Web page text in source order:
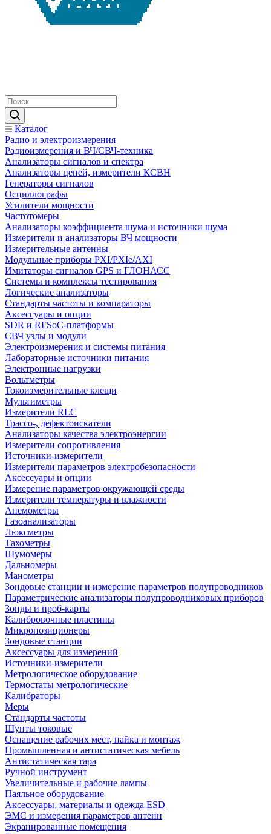
Каталог
Радио и электроизмерения
Радиоизмерения и ВЧ/СВЧ-техника
Анализаторы сигналов и спектра
Анализаторы цепей, измерители КСВН
Генераторы сигналов
Осциллографы
Усилители мощности
Частотомеры
Анализаторы коэффициента шума и источники шума
Измерители и анализаторы ВЧ мощности
Измерительные антенны
Модульные приборы PXI/PXIe/AXI
Имитаторы сигналов GPS и ГЛОНАСС
Системы и комплексы тестирования
Логические анализаторы
Стандарты частоты и компараторы
Аксессуары и опции
SDR и RFSoC‑платформы
СВЧ узлы и модули
Электроизмерения и системы питания
Лабораторные источники питания
Электронные нагрузки
Вольтметры
Токоизмерительные клещи
Мультиметры
Измерители RLC
Трассо-, дефектоискатели
Анализаторы качества электроэнергии
Измерители сопротивления
Источники-измерители
Измерители параметров электробезопасности
Аксессуары и опции
Измерение параметров окружающей среды
Измерители температуры и влажности
Анемометры
Газоанализаторы
Люксметры
Тахометры
Шумомеры
Дальномеры
Манометры
Зондовые станции и измерение параметров полупроводников
Параметрические анализаторы полупроводниковых приборов
Зонды и проб-карты
Калибровочные пластины
Микропозиционеры
Зондовые станции
Аксессуары для измерений
Источники-измерители
Метрологическое оборудование
Термостаты метрологические
Калибраторы
Меры
Стандарты частоты
Шунты токовые
Оснащение рабочих мест, пайка и монтаж
Промышленная и антистатическая мебель
Антистатическая тара
Ручной инструмент
Увеличительные и рабочие лампы
Паяльное оборудование
Аксессуары, материалы и одежда ESD
ЭМС и измерения параметров антенн
Экранированные помещения